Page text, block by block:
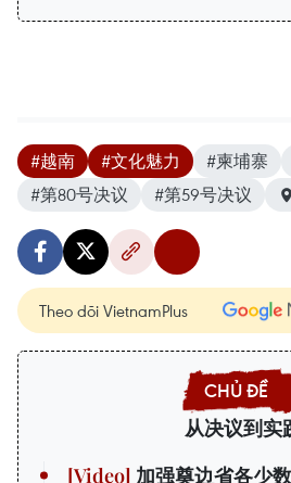
#越南 #文化魅力 #柬埔寨
#第80号决议
#第59号决议
Theo dõi VietnamPlus
从决议到实
加强奠边省各少